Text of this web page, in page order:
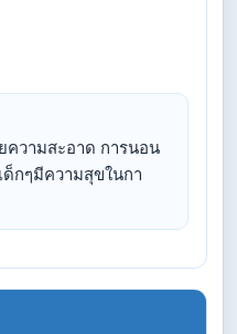
ความสะอาด การนอน
กๆมีความสุขในกา